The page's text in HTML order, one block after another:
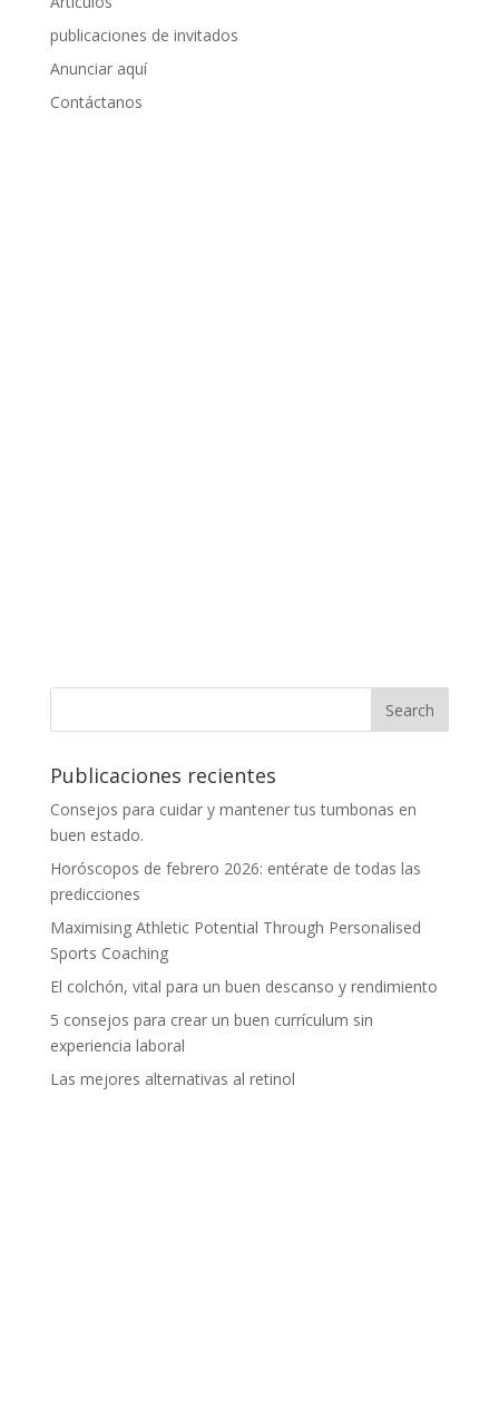
publicaciones de invitados
Anunciar aquí
Contáctanos
Publicaciones recientes
Consejos para cuidar y mantener tus tumbonas en
buen estado.
Horóscopos de febrero 2026: entérate de todas las
predicciones
Maximising Athletic Potential Through Personalised
Sports Coaching
El colchón, vital para un buen descanso y rendimiento
5 consejos para crear un buen currículum sin
experiencia laboral
Las mejores alternativas al retinol